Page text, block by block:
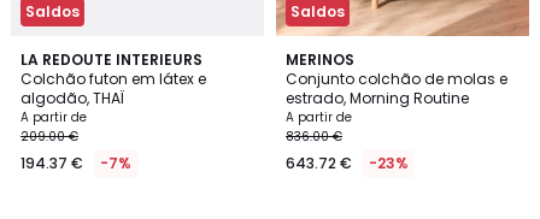
Saldos
LA REDOUTE INTERIEURS
Colchão futon em látex e
algodão, THAÏ
A partir de
209.00 €
194.37 € -7%
2,5
/ 5
Saldos
MERINOS
Conjunto colchão de molas e
estrado, Morning Routine
A partir de
836.00 €
643.72 € -23%
3
/
5